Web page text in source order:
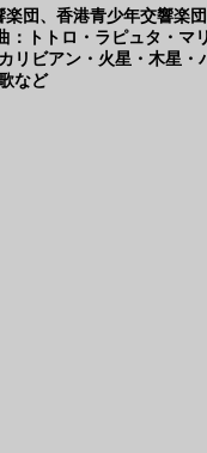
団、香港青少年交響楽
：トトロ・ラピュタ・マ
リビアン・火星・木星・
など